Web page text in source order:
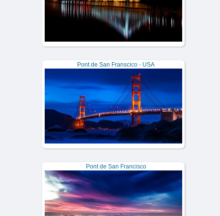
Pont de San Franscico - USA
Pont de San Francisco